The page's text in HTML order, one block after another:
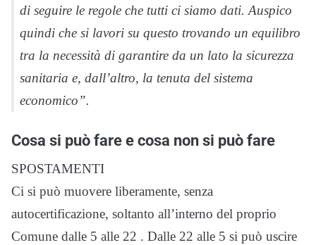
di seguire le regole che tutti ci siamo dati. Auspico
quindi che si lavori su questo trovando un equilibro
tra la necessità di garantire da un lato la sicurezza
sanitaria e, dall’altro, la tenuta del sistema
economico”.
Cosa si può fare e cosa non si può fare
SPOSTAMENTI
Ci si può muovere liberamente, senza
autocertificazione, soltanto all’interno del proprio
Comune dalle 5 alle 22 . Dalle 22 alle 5 si può uscire